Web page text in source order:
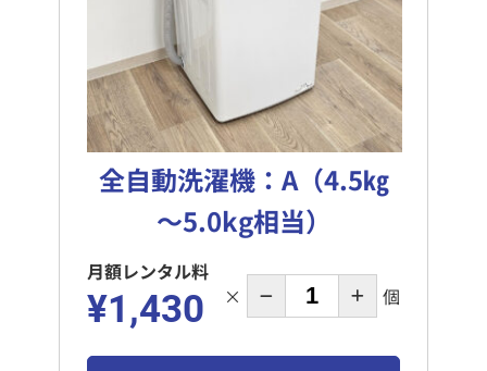
全自動洗濯機：A（4.5㎏
～5.0kg相当）
月額レンタル料
¥1,430 × 個